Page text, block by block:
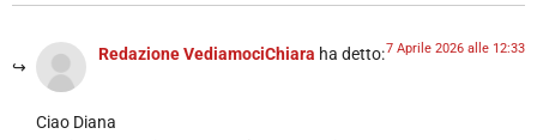
Redazione VediamociChiara ha detto:7 Aprile 2026 alle 12:33
Ciao Diana